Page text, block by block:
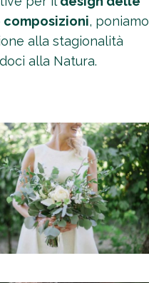
composizioni, poniamo
alla stagionalità
alla Natura.